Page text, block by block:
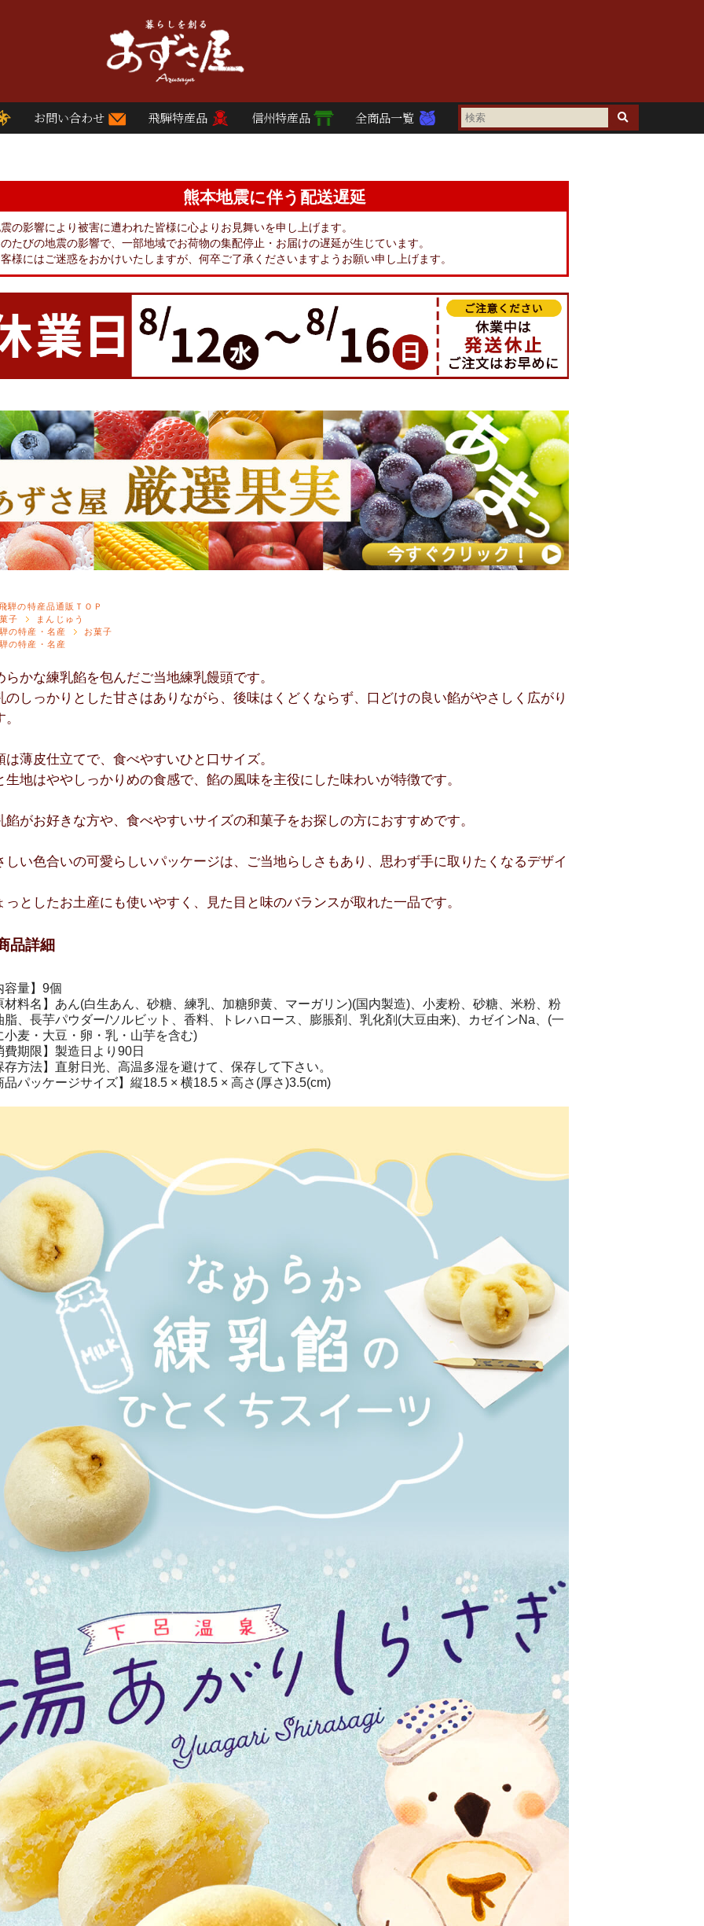
お問い合わせ 飛騨特産品 信州特産品 全商品一覧
熊本地震に伴う配送遅延
の影響により被害に遭われた皆様に心よりお見舞いを申し上げます。
たびの地震の影響で、一部地域でお荷物の集配停止・お届けの遅延が生じています。
様にはご迷惑をおかけいたしますが、何卒ご了承くださいますようお願い申し上げます。
騨の特産品通販ＴＯＰ
子
まんじゅう
の特産・名産
お菓子
の特産・名産
らかな練乳餡を包んだご当地練乳饅頭です。
のしっかりとした甘さはありながら、後味はくどくならず、口どけの良い餡がやさしく広がり
は薄皮仕立てで、食べやすいひと口サイズ。
生地はややしっかりめの食感で、餡の風味を主役にした味わいが特徴です。
餡がお好きな方や、食べやすいサイズの和菓子をお探しの方におすすめです。
しい色合いの可愛らしいパッケージは、ご当地らしさもあり、思わず手に取りたくなるデザイ
っとしたお土産にも使いやすく、見た目と味のバランスが取れた一品です。
品詳細
容量】9個
材料名】あん(白生あん、砂糖、練乳、加糖卵黄、マーガリン)(国内製造)、小麦粉、砂糖、米粉、粉
脂、長芋パウダー/ソルビット、香料、トレハロース、膨脹剤、乳化剤(大豆由来)、カゼインNa、(一
小麦・大豆・卵・乳・山芋を含む)
費期限】製造日より90日
存方法】直射日光、高温多湿を避けて、保存して下さい。
品パッケージサイズ】縦18.5 × 横18.5 × 高さ(厚さ)3.5(cm)